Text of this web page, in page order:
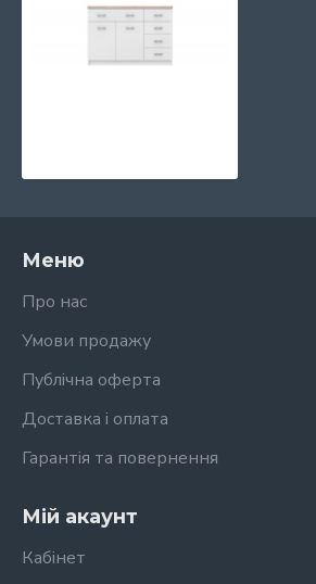
Меню
Про нас
Умови продажу
Публічна оферта
Доставка і оплата
Гарантія та повернення
Мій акаунт
Кабінет